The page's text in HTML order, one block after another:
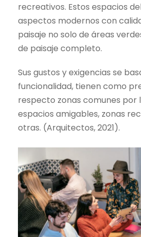
recreativos. Estos espacios
aspectos modernos con
paisaje no solo de áreas
de paisaje completo.
Sus gustos y exigencias se
funcionalidad, tienen como
respecto zonas comunes por
espacios amigables, zonas
otras. (Arquitectos, 2021).